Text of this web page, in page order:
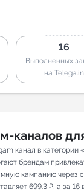
16
Выполненных
на Telega.in
каналов
канал в
брендам
кампанию через
699.3 ₽, а за